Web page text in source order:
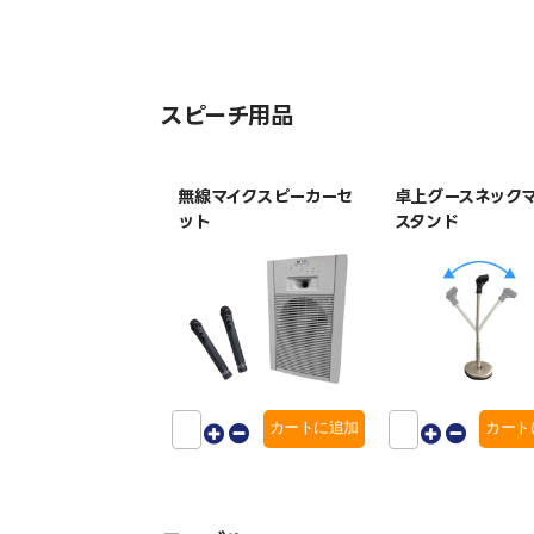
スピーチ用品
無線マイクスピーカーセ
ット
卓上グースネック
スタンド